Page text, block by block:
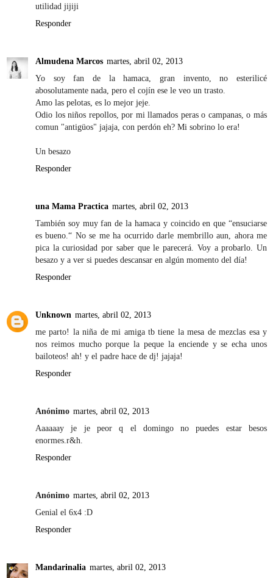
utilidad jijiji
Responder
Almudena Marcos martes, abril 02, 2013
Yo soy fan de la hamaca, gran invento, no esterilicé
abosolutamente nada, pero el cojín ese le veo un trasto.
Amo las pelotas, es lo mejor jeje.
Odio los niños repollos, por mi llamados peras o campanas, o más
comun "antigüos" jajaja, con perdón eh? Mi sobrino lo era!
Un besazo
Responder
una Mama Practica martes, abril 02, 2013
También soy muy fan de la hamaca y coincido en que “ensuciarse
es bueno.“ No se me ha ocurrido darle membrillo aun, ahora me
pica la curiosidad por saber que le parecerá. Voy a probarlo. Un
besazo y a ver si puedes descansar en algún momento del día!
Responder
Unknown martes, abril 02, 2013
me parto! la niña de mi amiga tb tiene la mesa de mezclas esa y
nos reimos mucho porque la peque la enciende y se echa unos
bailoteos! ah! y el padre hace de dj! jajaja!
Responder
Anónimo martes, abril 02, 2013
Aaaaaay je je peor q el domingo no puedes estar besos
enormes.r&h.
Responder
Anónimo martes, abril 02, 2013
Genial el 6x4 :D
Responder
Mandarinalia martes, abril 02, 2013